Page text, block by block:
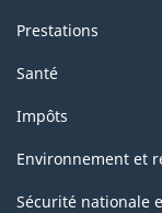
Prestations
Santé
Impôts
Environnement et
Sécurité nationale